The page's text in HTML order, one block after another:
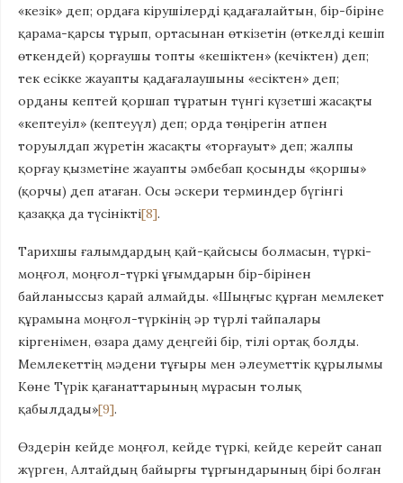
«кезік» деп; ордаға кірушілерді қадағалайтын, бір-біріне
қарама-қарсы тұрып, ортасынан өткізетін (өткелді кешіп
өткендей) қорғау­шы топты «кешіктен» (кечіктен) деп;
тек есікке жауапты қадағалаушыны «есіктен» деп;
орданы кептей қоршап тұратын түнгі күзетші жасақты
«кептеуіл» (кептеуүл) деп; орда төңірегін атпен
торуылдап жүретін жасақты «торғауыт» деп; жалпы
қорғау қызметіне жауапты әмбебап қосынды «қоршы»
(қорчы) деп атаған. Осы әскери терминдер бүгінгі
қазаққа да түсінікті[8].
Тарихшы ғалымдардың қай-қайсысы болмасын, түркі-
моңғол, моңғол-түркі ұғымдарын бір-бірінен
байланыссыз қарай алмайды. «Шыңғыс құрған мемлекет
құрамына моңғол-түркінің әр түрлі тайпалары
кіргенімен, өзара даму деңгейі бір, тілі ортақ болды.
Мемлекеттің мәдени тұғыры мен әлеуметтік құрылымы
Көне Түрік қағанаттарының мұрасын толық
қабылдады»[9].
Өздерін кейде моңғол, кейде түркі, кейде керейт санап
жүрген, Алтайдың байырғы тұрғындарының бірі болған